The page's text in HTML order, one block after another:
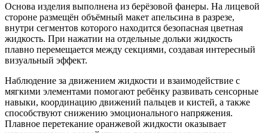
Основа изделия выполнена из берёзовой фанеры. На лицевой
стороне размещён объёмный макет апельсина в разрезе,
внутри сегментов которого находится безопасная цветная
жидкость. При нажатии на отдельные дольки жидкость
плавно перемещается между секциями, создавая интересный
визуальный эффект.
Наблюдение за движением жидкости и взаимодействие с
мягкими элементами помогают ребёнку развивать сенсорные
навыки, координацию движений пальцев и кистей, а также
способствуют снижению эмоционального напряжения.
Плавное перетекание оранжевой жидкости оказывает